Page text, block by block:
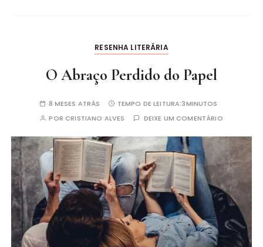
RESENHA LITERÁRIA
O Abraço Perdido do Papel
8 MESES ATRÁS TEMPO DE LEITURA:3MINUTOS
POR CRISTIANO ALVES DEIXE UM COMENTÁRIO